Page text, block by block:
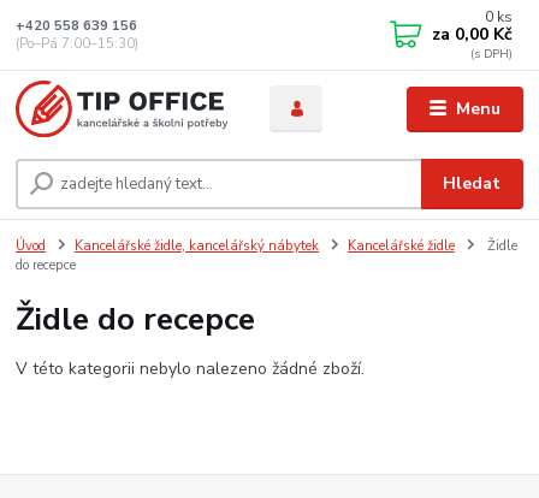
Menu
Hledat
+420 558 639 156
(Po–Pá 7:00–15:30)
0 ks
za 0,00 Kč
Úvod Kancelářské židle, kancelářský nábytek Kancelářské židle
Židle
do recepce
Židle do recepce
V této kategorii nebylo nalezeno žádné zboží.